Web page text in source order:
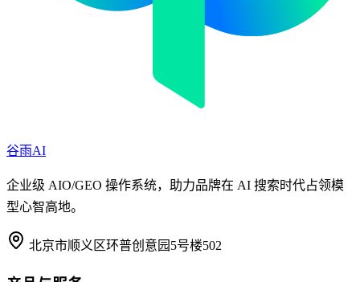
谷雨AI
企业级 AIO/GEO 操作系统，助力品牌在 AI 搜索时代占领模
型心智高地。
北京市顺义区环普创意园5号楼502